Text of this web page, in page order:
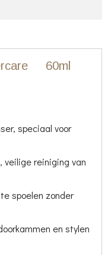
60ml
speciaal voor
veilige reiniging van
spoelen zonder
en stylen